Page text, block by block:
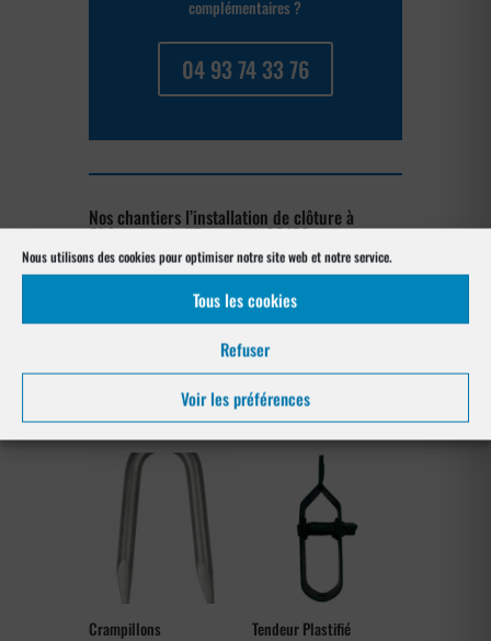
Nous utilisons des cookies pour optimiser notre site web et notre service.
Tous les cookies
Refuser
Voir les préférences
complémentaires ?
04 93 74 33 76
Nos chantiers l’installation de clôture à
Châteauneuf-d’Entraunes 06470
[su_posts posts_per_page= »4″
post_type= »project » order= »asc »
Notre gamme pour la pose
à Châteauneuf-d’Entraunes 06470
Crampillons
Tendeur Plastifié